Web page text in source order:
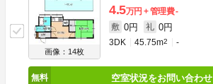
画像：14枚
4.5万円 管理費-
敷 0円 礼 0円
3DK 45.75m2 -
空室状況をお問い合わせ